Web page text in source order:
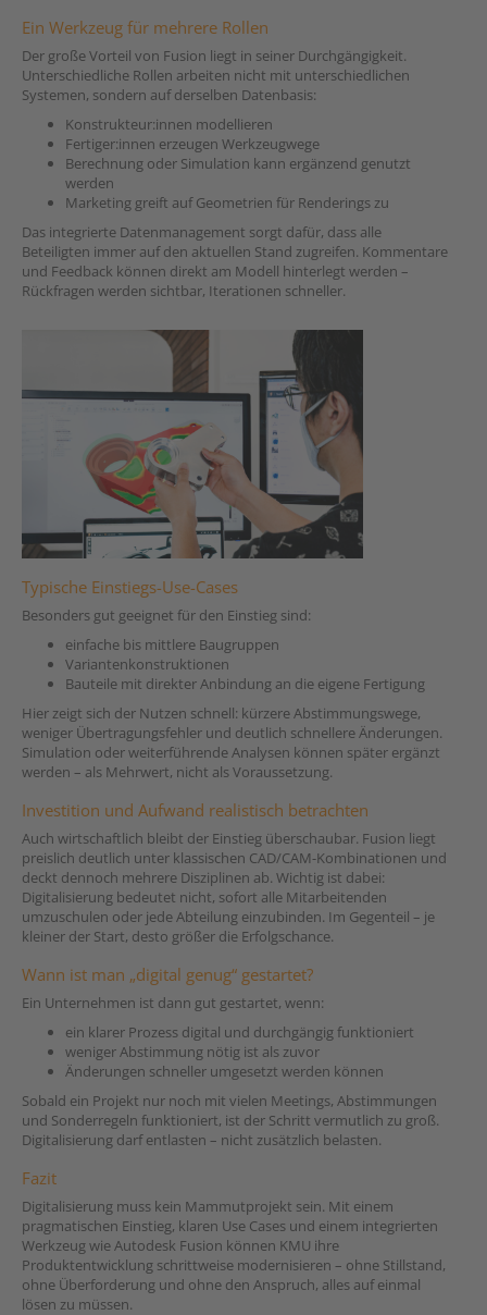
Ein Werkzeug für mehrere Rollen
Der große Vorteil von Fusion liegt in seiner Durchgängigkeit.
Unterschiedliche Rollen arbeiten nicht mit unterschiedlichen
Systemen, sondern auf derselben Datenbasis:
Konstrukteur:innen modellieren
Fertiger:innen erzeugen Werkzeugwege
Berechnung oder Simulation kann ergänzend genutzt
werden
Marketing greift auf Geometrien für Renderings zu
Das integrierte Datenmanagement sorgt dafür, dass alle
Beteiligten immer auf den aktuellen Stand zugreifen. Kommentare
und Feedback können direkt am Modell hinterlegt werden –
Rückfragen werden sichtbar, Iterationen schneller.
Typische Einstiegs-Use-Cases
Besonders gut geeignet für den Einstieg sind:
einfache bis mittlere Baugruppen
Variantenkonstruktionen
Bauteile mit direkter Anbindung an die eigene Fertigung
Hier zeigt sich der Nutzen schnell: kürzere Abstimmungswege,
weniger Übertragungsfehler und deutlich schnellere Änderungen.
Simulation oder weiterführende Analysen können später ergänzt
werden – als Mehrwert, nicht als Voraussetzung.
Investition und Aufwand realistisch betrachten
Auch wirtschaftlich bleibt der Einstieg überschaubar. Fusion liegt
preislich deutlich unter klassischen CAD/CAM-Kombinationen und
deckt dennoch mehrere Disziplinen ab. Wichtig ist dabei:
Digitalisierung bedeutet nicht, sofort alle Mitarbeitenden
umzuschulen oder jede Abteilung einzubinden. Im Gegenteil – je
kleiner der Start, desto größer die Erfolgschance.
Wann ist man „digital genug“ gestartet?
Ein Unternehmen ist dann gut gestartet, wenn:
ein klarer Prozess digital und durchgängig funktioniert
weniger Abstimmung nötig ist als zuvor
Änderungen schneller umgesetzt werden können
Sobald ein Projekt nur noch mit vielen Meetings, Abstimmungen
und Sonderregeln funktioniert, ist der Schritt vermutlich zu groß.
Digitalisierung darf entlasten – nicht zusätzlich belasten.
Fazit
Digitalisierung muss kein Mammutprojekt sein. Mit einem
pragmatischen Einstieg, klaren Use Cases und einem integrierten
Werkzeug wie Autodesk Fusion können KMU ihre
Produktentwicklung schrittweise modernisieren – ohne Stillstand,
ohne Überforderung und ohne den Anspruch, alles auf einmal
lösen zu müssen.